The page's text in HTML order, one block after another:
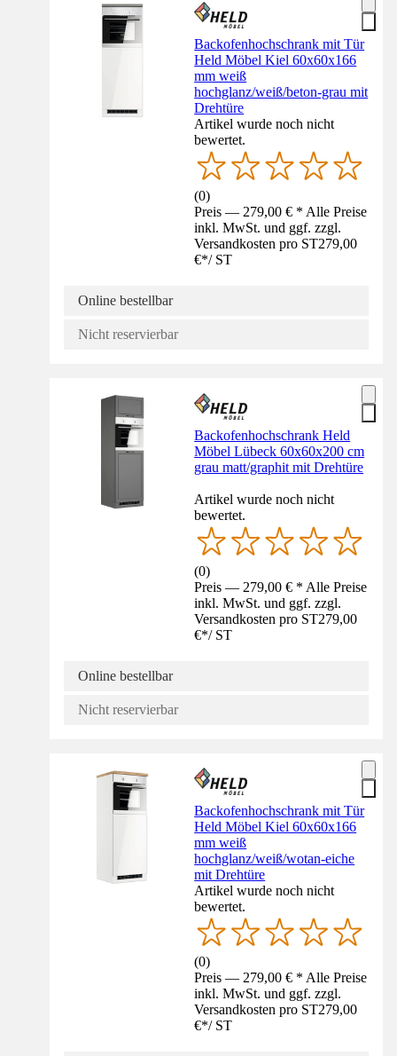
Backofenhochschrank mit Tür
Held Möbel Kiel 60x60x166
mm weiß
hochglanz/weiß/beton-grau mit
Drehtüre
Artikel wurde noch nicht
bewertet.
(0)
Preis — 279,00 € * Alle Preise
inkl. MwSt. und ggf. zzgl.
Versandkosten pro ST279,00
€*/ ST
Online bestellbar
Nicht reservierbar
Backofenhochschrank Held
Möbel Lübeck 60x60x200 cm
grau matt/graphit mit Drehtüre
Artikel wurde noch nicht
bewertet.
(0)
Preis — 279,00 € * Alle Preise
inkl. MwSt. und ggf. zzgl.
Versandkosten pro ST279,00
€*/ ST
Online bestellbar
Nicht reservierbar
Backofenhochschrank mit Tür
Held Möbel Kiel 60x60x166
mm weiß
hochglanz/weiß/wotan-eiche
mit Drehtüre
Artikel wurde noch nicht
bewertet.
(0)
Preis — 279,00 € * Alle Preise
inkl. MwSt. und ggf. zzgl.
Versandkosten pro ST279,00
€*/ ST